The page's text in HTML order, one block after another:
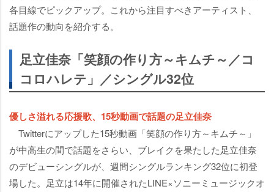
各目線でピックアップ。これから注目すべきアーティスト、
話題作の動向を紹介する。
足立佳奈「笑顔の作り方～キムチ～／コ
コロハレテ」／シングル32位
優しさ溢れる応援歌、15秒動画で話題の足立佳奈
Twitterにアップした15秒動画「笑顔の作り方～キムチ～」
が中高生の間で話題をさらい、ブレイクを果たした足立佳奈
のデビューシングルが、週間シングルランキング32位に初登
場した。足立は14年に開催されたLINE×ソニーミュージックオ